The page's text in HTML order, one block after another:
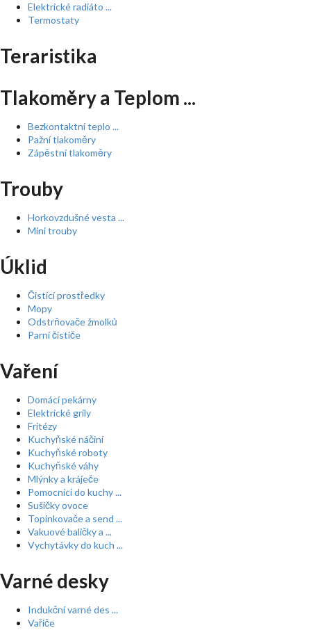
Elektrické radiáto ...
Termostaty
Teraristika
Tlakoměry a Teplom ...
Bezkontaktní teplo ...
Pažní tlakoměry
Zápěstní tlakoměry
Trouby
Horkovzdušné vesta ...
Mini trouby
Úklid
Čistící prostředky
Mopy
Odstrňovače žmolků
Parní čističe
Vaření
Domácí pekárny
Elektrické grily
Fritézy
Kuchyňské náčiní
Kuchyňské roboty
Kuchyňské váhy
Mlýnky a kráječe
Pomocníci do kuchy ...
Sušičky ovoce
Topinkovače a send ...
Vakuové baličky a ...
Vychytávky do kuch ...
Varné desky
Indukční varné des ...
Vařiče